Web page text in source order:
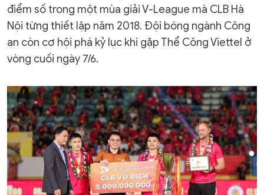
điểm số trong một mùa giải V-League mà CLB Hà
Nội từng thiết lập năm 2018. Đội bóng ngành Công
an còn cơ hội phá kỷ lục khi gặp Thể Công Viettel ở
vòng cuối ngày 7/6.